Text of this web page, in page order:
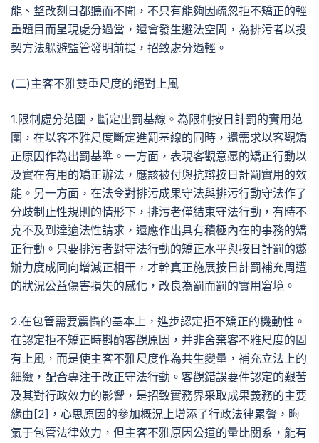
能、整改刻日都聽而不聞，不只有能夠因疏忽拒不矯正的輕
重題目而呈現處分過當，還會發生避法空間，為排污者以投
契方法躲避監管發明前提，招致處分過輕。
(二)主客不雅雙重尺度的絕對上風
1.限制處分范圍，斷定出罰基線。為限制按日計罰的實用范
圍，在以客不雅尺度斷定進罰基線的同時，還需求以客觀矯
正原因作為出罰基準。一方面，表現客觀意愿的矯正行動以
及實在有用的矯正辦法，應該被付與抗辯按日計罰實用的效
能。另一方面，在法令對排污成果守法與排污行動守法作了
分歧制止性規則的情形下，排污者僅結束守法行動，有時不
克不及到達適法性請求，還應作出具有積極內在的事務的矯
正行動。只要排污者對守法行動的矯正水平與按日計罰的懲
辦力度成同向增減正相干，才幹真正施展按日計罰補充周遭
的狀況公益傷害損失的感化，改良為罰而罰的實用窘境。
2.在包管需要震懾的基本上，進步認定拒不矯正的機動性。
在認定拒不矯正時斟酌客觀原因，并非舍棄客不雅尺度的固
有上風，而是使主客不雅尺度作為共生變量，補充立法上的
細緻，配合專注于改正守法行動。客觀錯誤要件認定的艱苦
及其對行政效力的影響，是招致實務界采取成果義務的主要
緣由[2]，心思原因的參加概況上增添了行政法律累贅，晦
氣于包管法律效力，但主客不雅原因公道的量比關系，能有